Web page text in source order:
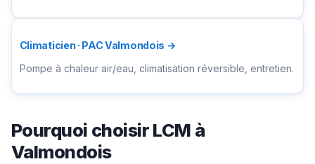
Climaticien · PAC Valmondois →
Pompe à chaleur air/eau, climatisation réversible, entretien.
Pourquoi choisir LCM à
Valmondois